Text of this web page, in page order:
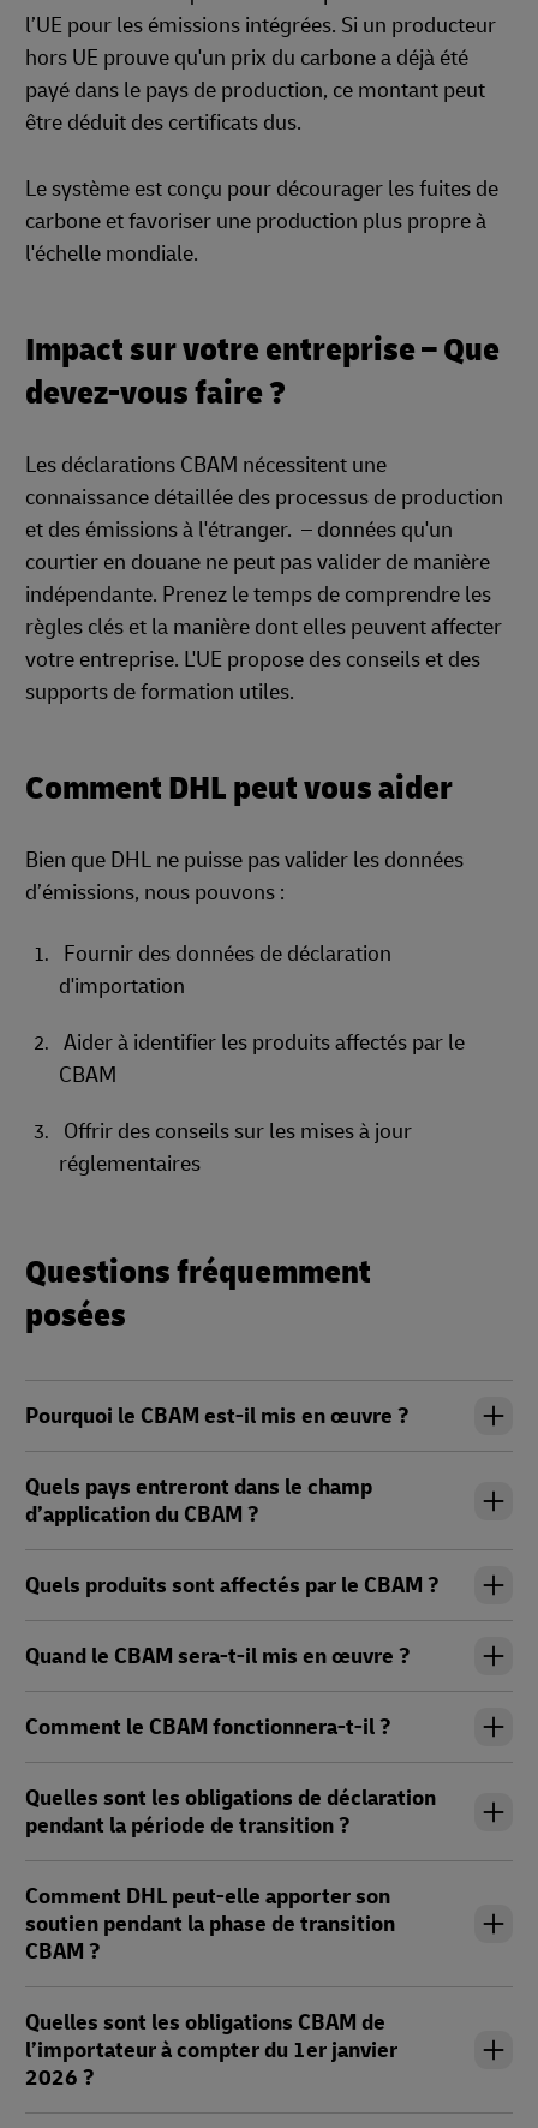
l’UE pour les émissions intégrées. Si un producteur
hors UE prouve qu'un prix du carbone a déjà été
payé dans le pays de production, ce montant peut
être déduit des certificats dus.
Le système est conçu pour décourager les fuites de
carbone et favoriser une production plus propre à
l'échelle mondiale.
Impact sur votre entreprise – Que
devez-vous faire ?
Les déclarations CBAM nécessitent une
connaissance détaillée des processus de production
et des émissions à l'étranger. – données qu'un
courtier en douane ne peut pas valider de manière
indépendante. Prenez le temps de comprendre les
règles clés et la manière dont elles peuvent affecter
votre entreprise. L'UE propose des conseils et des
supports de formation utiles.
Comment DHL peut vous aider
Bien que DHL ne puisse pas valider les données
d’émissions, nous pouvons :
Fournir des données de déclaration
d'importation
Aider à identifier les produits affectés par le
CBAM
Offrir des conseils sur les mises à jour
réglementaires
Questions fréquemment
posées
Pourquoi le CBAM est-il mis en œuvre ?
Quels pays entreront dans le champ
d’application du CBAM ?
Quels produits sont affectés par le CBAM ?
Quand le CBAM sera-t-il mis en œuvre ?
Comment le CBAM fonctionnera-t-il ?
Quelles sont les obligations de déclaration
pendant la période de transition ?
Comment DHL peut-elle apporter son
soutien pendant la phase de transition
CBAM ?
Quelles sont les obligations CBAM de
l’importateur à compter du 1er janvier
2026 ?